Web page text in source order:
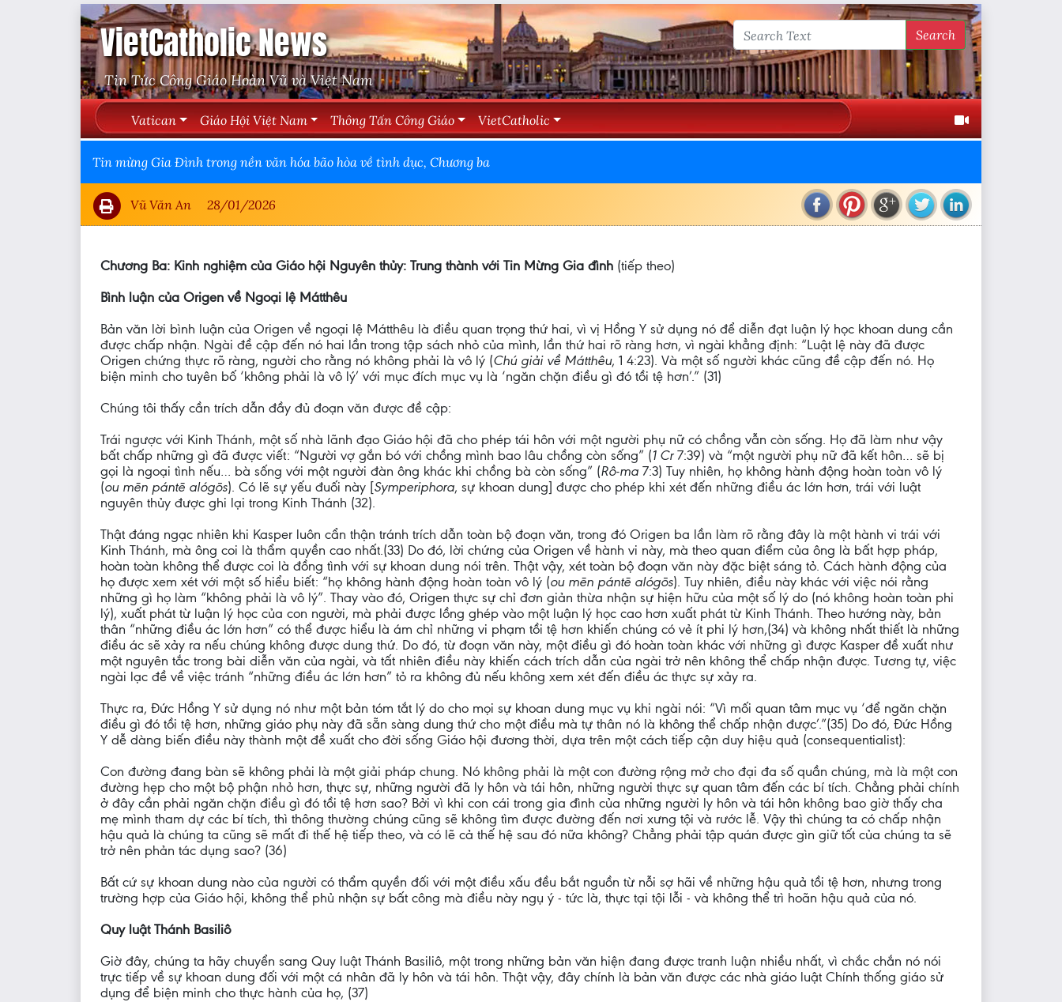
VietCatholic News
Tin Tức Công Giáo Hoàn Vũ và Việt Nam
Search
Vatican Giáo Hội Việt Nam Thông Tấn Công Giáo VietCatholic
Tin mừng Gia Đình trong nền văn hóa bão hòa về tình dục, Chương ba
Vũ Văn An 28/01/2026
Chương Ba: Kinh nghiệm của Giáo hội Nguyên thủy: Trung thành với Tin Mừng Gia đình (tiếp theo)
Bình luận của Origen về Ngoại lệ Mátthêu
Bản văn lời bình luận của Origen về ngoại lệ Mátthêu là điều quan trọng thứ hai, vì vị Hồng Y sử dụng nó để diễn đạt luận lý học khoan dung cần
được chấp nhận. Ngài đề cập đến nó hai lần trong tập sách nhỏ của mình, lần thứ hai rõ ràng hơn, vì ngài khẳng định: “Luật lệ này đã được
Origen chứng thực rõ ràng, người cho rằng nó không phải là vô lý (Chú giải về Mátthêu, 1 4:23). Và một số người khác cũng đề cập đến nó. Họ
biện minh cho tuyên bố ‘không phải là vô lý’ với mục đích mục vụ là ‘ngăn chặn điều gì đó tồi tệ hơn’.” (31)
Chúng tôi thấy cần trích dẫn đầy đủ đoạn văn được đề cập:
Trái ngược với Kinh Thánh, một số nhà lãnh đạo Giáo hội đã cho phép tái hôn với một người phụ nữ có chồng vẫn còn sống. Họ đã làm như vậy
bất chấp những gì đã được viết: “Người vợ gắn bó với chồng mình bao lâu chồng còn sống” (1 Cr 7:39) và “một người phụ nữ đã kết hôn… sẽ bị
gọi là ngoại tình nếu… bà sống với một người đàn ông khác khi chồng bà còn sống” (Rô-ma 7:3) Tuy nhiên, họ không hành động hoàn toàn vô lý
(ou mēn pántē alógōs). Có lẽ sự yếu đuối này [Symperiphora, sự khoan dung] được cho phép khi xét đến những điều ác lớn hơn, trái với luật
nguyên thủy được ghi lại trong Kinh Thánh (32).
Thật đáng ngạc nhiên khi Kasper luôn cẩn thận tránh trích dẫn toàn bộ đoạn văn, trong đó Origen ba lần làm rõ rằng đây là một hành vi trái với
Kinh Thánh, mà ông coi là thẩm quyền cao nhất.(33) Do đó, lời chứng của Origen về hành vi này, mà theo quan điểm của ông là bất hợp pháp,
hoàn toàn không thể được coi là đồng tình với sự khoan dung nói trên. Thật vậy, xét toàn bộ đoạn văn này đặc biệt sáng tỏ. Cách hành động của
họ được xem xét với một số hiểu biết: “họ không hành động hoàn toàn vô lý (ou mēn pántē alógōs). Tuy nhiên, điều này khác với việc nói rằng
những gì họ làm “không phải là vô lý”. Thay vào đó, Origen thực sự chỉ đơn giản thừa nhận sự hiện hữu của một số lý do (nó không hoàn toàn phi
lý), xuất phát từ luận lý học của con người, mà phải được lồng ghép vào một luận lý học cao hơn xuất phát từ Kinh Thánh. Theo hướng này, bản
thân “những điều ác lớn hơn” có thể được hiểu là ám chỉ những vi phạm tồi tệ hơn khiến chúng có vẻ ít phi lý hơn,(34) và không nhất thiết là những
điều ác sẽ xảy ra nếu chúng không được dung thứ. Do đó, từ đoạn văn này, một điều gì đó hoàn toàn khác với những gì được Kasper đề xuất như
một nguyên tắc trong bài diễn văn của ngài, và tất nhiên điều này khiến cách trích dẫn của ngài trở nên không thể chấp nhận được. Tương tự, việc
ngài lạc đề về việc tránh “những điều ác lớn hơn” tỏ ra không đủ nếu không xem xét đến điều ác thực sự xảy ra.
Thực ra, Đức Hồng Y sử dụng nó như một bản tóm tắt lý do cho mọi sự khoan dung mục vụ khi ngài nói: “Vì mối quan tâm mục vụ ‘để ngăn chặn
điều gì đó tồi tệ hơn, những giáo phụ này đã sẵn sàng dung thứ cho một điều mà tự thân nó là không thể chấp nhận được’.”(35) Do đó, Đức Hồng
Y dễ dàng biến điều này thành một đề xuất cho đời sống Giáo hội đương thời, dựa trên một cách tiếp cận duy hiệu quả (consequentialist):
Con đường đang bàn sẽ không phải là một giải pháp chung. Nó không phải là một con đường rộng mở cho đại đa số quần chúng, mà là một con
đường hẹp cho một bộ phận nhỏ hơn, thực sự, những người đã ly hôn và tái hôn, những người thực sự quan tâm đến các bí tích. Chẳng phải chính
ở đây cần phải ngăn chặn điều gì đó tồi tệ hơn sao? Bởi vì khi con cái trong gia đình của những người ly hôn và tái hôn không bao giờ thấy cha
mẹ mình tham dự các bí tích, thì thông thường chúng cũng sẽ không tìm được đường đến nơi xưng tội và rước lễ. Vậy thì chúng ta có chấp nhận
hậu quả là chúng ta cũng sẽ mất đi thế hệ tiếp theo, và có lẽ cả thế hệ sau đó nữa không? Chẳng phải tập quán được gìn giữ tốt của chúng ta sẽ
trở nên phản tác dụng sao? (36)
Bất cứ sự khoan dung nào của người có thẩm quyền đối với một điều xấu đều bắt nguồn từ nỗi sợ hãi về những hậu quả tồi tệ hơn, nhưng trong
trường hợp của Giáo hội, không thể phủ nhận sự bất công mà điều này ngụ ý - tức là, thực tại tội lỗi - và không thể trì hoãn hậu quả của nó.
Quy luật Thánh Basiliô
Giờ đây, chúng ta hãy chuyển sang Quy luật Thánh Basiliô, một trong những bản văn hiện đang được tranh luận nhiều nhất, vì chắc chắn nó nói
trực tiếp về sự khoan dung đối với một cá nhân đã ly hôn và tái hôn. Thật vậy, đây chính là bản văn được các nhà giáo luật Chính thống giáo sử
dụng để biện minh cho thực hành của họ, (37)